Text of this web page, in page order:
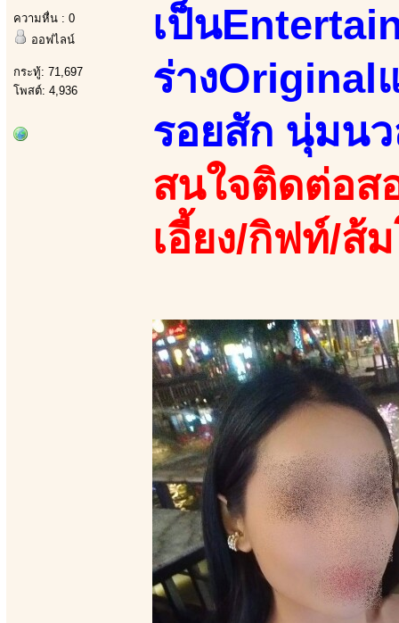
ความหื่น : 0
ออฟไลน์
กระทู้: 71,697
โพสต์: 4,936
เป็น
ร่างOriginal
รอยสัก นุ่มน
สนใจติดต่อส
เอี้ยง/กิฟท์/ส้